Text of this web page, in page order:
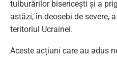
tulburărilor bisericești și a
astăzi, în deosebi de severe,
teritoriul Ucrainei.
Aceste acțiuni care au adus